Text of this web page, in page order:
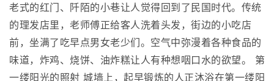
老式的红门、阡陌的小巷让人觉得回到了民国时代。传统
的理发店里，老师傅正给客人洗着头发，街边的小吃店
前，坐满了吃早点男女老少们。空气中弥漫着各种食品的
味道，炸鸡、烧饼、油炸糕让人有种想咽口水的欲望。 第
一缕阳光的照射 城墙上，起早锻炼的人正沐浴在第一缕阳